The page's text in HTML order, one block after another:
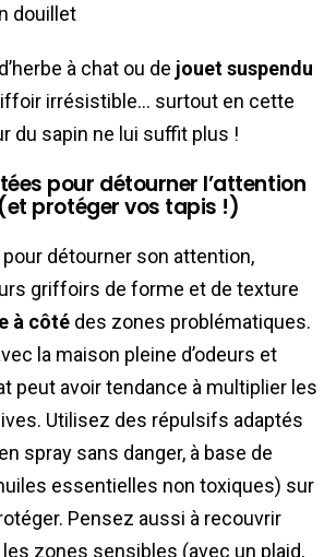
douillet
à chat ou de jouet suspendu
irrésistible… surtout en cette
du sapin ne lui suffit plus !
pour détourner l’attention
protéger vos tapis !)
détourner son attention,
griffoirs de forme et de texture
à côté des zones problématiques.
la maison pleine d’odeurs et
peut avoir tendance à multiplier les
Utilisez des répulsifs adaptés
spray sans danger, à base de
essentielles non toxiques) sur
Pensez aussi à recouvrir
zones sensibles (avec un plaid,